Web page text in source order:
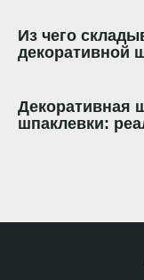
Из чего
декоративной
Декоративная
шпаклевки: